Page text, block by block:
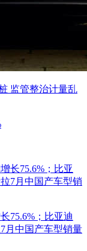
监管整治计量乱
75.6%；比亚迪
月中国产车型销量